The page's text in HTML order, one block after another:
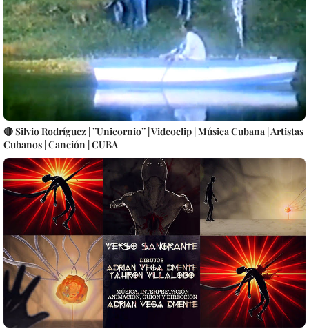
🔴 Silvio Rodríguez | ¨Unicornio¨ | Videoclip | Música Cubana | Artistas
Cubanos | Canción | CUBA